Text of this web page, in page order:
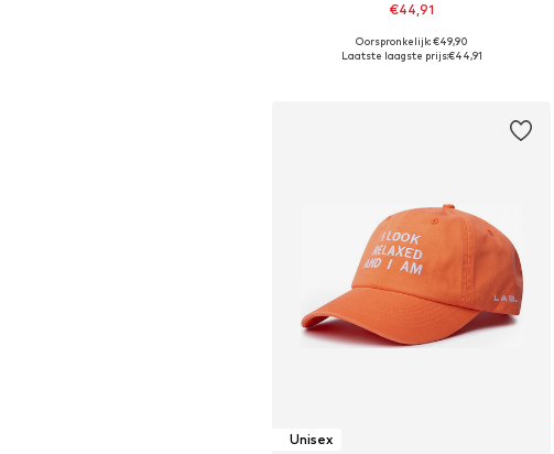
€44,91
Beschikbare maten: 55-60
Oorspronkelijk: €49,90
Laatste laagste prijs:€44,91
Unisex